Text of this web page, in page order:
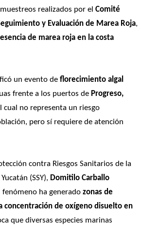
realizados por el Comité
y Evaluación de Marea Roja
de marea roja en la costa
un evento de florecimiento algal
frente a los puertos de Progreso,
cual no representa un riesgo
pero sí requiere de atención
contra Riesgos Sanitarios de la
(SSY), Domitilo Carballo
fenómeno ha generado zonas de
concentración de oxígeno disuelto en
que diversas especies marinas